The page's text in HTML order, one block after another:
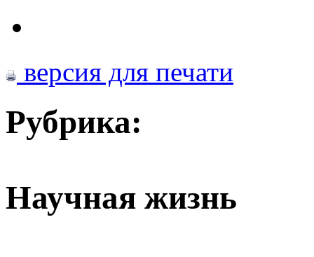
версия для печати
Рубрика:
Научная жизнь